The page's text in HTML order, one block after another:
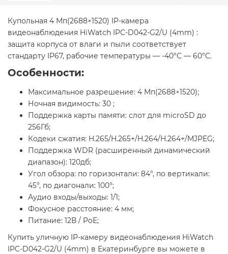
Купольная 4 Мп(2688×1520) IP-камера
видеонаблюдения HiWatch IPC-D042-G2/U (4mm) :
защита корпуса от влаги и пыли соответствует
стандарту IP67, рабочие температуры — -40°С — 60°С.
Особенности:
Максимальное разрешение: 4 Мп(2688×1520);
Ночная видимость: 30 ;
Поддержка карты памяти: слот для microSD до
256Гб;
Кодеки сжатия: H.265/H.265+/H.264/H.264+/MJPEG;
Поддержка WDR (расширенный динамический
диапазон): 120дб;
Угол обзора: по горизонтали: 84°, по вертикали:
45°, по диагонали: 100°;
Аудио входы/выходы: 1/1;
Фокусное расстояние: 4 мм;
Питание: 12В / PoE;
Купить уличную IP-камеру видеонаблюдения HiWatch
IPC-D042-G2/U (4mm) в Екатеринбурге вы можете в